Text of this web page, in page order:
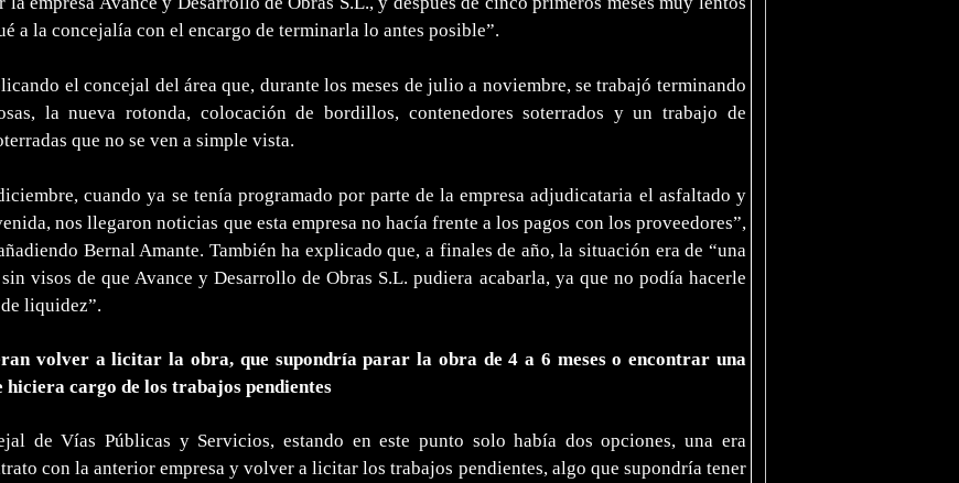
a la concejalía con el encargo de terminarla lo antes posible”.
el concejal del área que, durante los meses de julio a noviembre, se trabajó terminando
la nueva rotonda, colocación de bordillos, contenedores soterrados y un trabajo de
que no se ven a simple vista.
cuando ya se tenía programado por parte de la empresa adjudicataria el asfaltado y
nos llegaron noticias que esta empresa no hacía frente a los pagos con los proveedores”,
Bernal Amante. También ha explicado que, a finales de año, la situación era de “una
visos de que Avance y Desarrollo de Obras S.L. pudiera acabarla, ya que no podía hacerle
liquidez”.
volver a licitar la obra, que supondría parar la obra de 4 a 6 meses o encontrar una
hiciera cargo de los trabajos pendientes
de Vías Públicas y Servicios, estando en este punto solo había dos opciones, una era
con la anterior empresa y volver a licitar los trabajos pendientes, algo que supondría tener